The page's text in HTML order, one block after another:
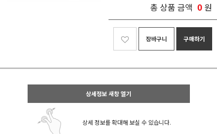
총 상품 금액 0 원
장바구니 구매하기
상세정보 새창 열기
상세 정보를 확대해 보실 수 있습니다.